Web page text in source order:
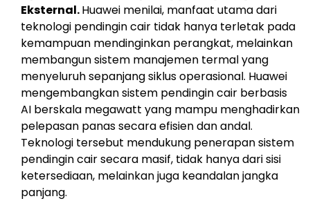
Eksternal.Huawei menilai, manfaat utama dari
teknologi pendingin cair tidak hanya terletak pada
kemampuan mendinginkan perangkat, melainkan
membangun sistem manajemen termal yang
menyeluruh sepanjang siklus operasional. Huawei
mengembangkan sistem pendingin cair berbasis
AI berskala megawatt yang mampu menghadirkan
pelepasan panas secara efisien dan andal.
Teknologi tersebut mendukung penerapan sistem
pendingin cair secara masif, tidak hanya dari sisi
ketersediaan, melainkan juga keandalan jangka
panjang.